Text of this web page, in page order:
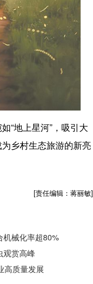
“地上星河”，吸引大
乡村生态旅游的新亮
[责任编辑：蒋丽敏]
机械化率超80%
观赏高峰
高质量发展